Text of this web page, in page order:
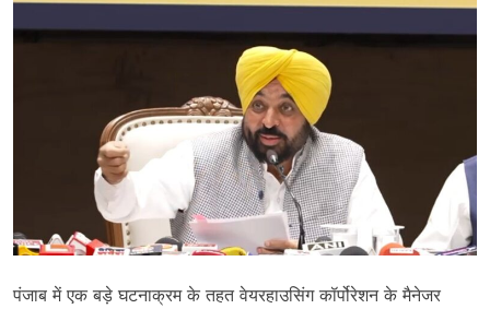
पंजाबमेंएकबड़ेघटनाक्रमकेतहतवेयरहाउसिंगकॉर्पोरेशनकेमैनेजर